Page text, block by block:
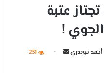
مستويات غاز CO2 تجتاز عتبة
!
أحمد قويدري
231